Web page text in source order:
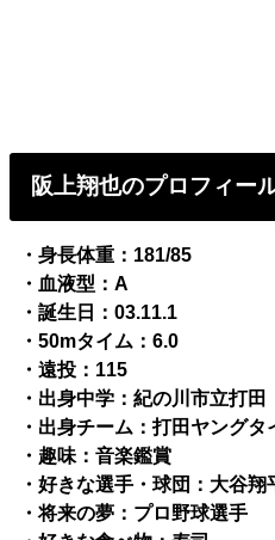
阪上翔也のプロフィー
・身長体重：181/85
・血液型：A
・誕生日：03.11.1
・50mタイム：6.0
・遠投：115
・出身中学：紀の川市立打田
・出身チーム：打田ヤングタ
・趣味：音楽鑑賞
・好きな選手・球団：大谷
・将来の夢：プロ野球選手